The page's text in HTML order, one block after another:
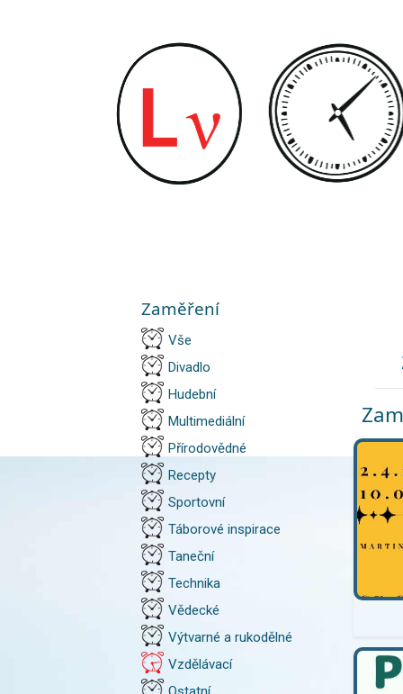
Zaměření
Vše
Divadlo
Hudební
Multimediální
Přírodovědné
Recepty
Sportovní
Táborové inspirace
Taneční
Technika
Vědecké
Výtvarné a rukodělné
Vzdělávací